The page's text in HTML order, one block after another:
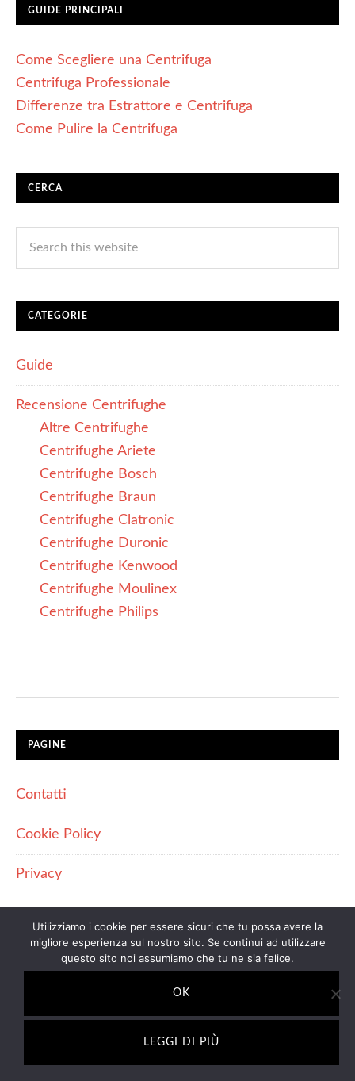
GUIDE PRINCIPALI
Come Scegliere una Centrifuga
Centrifuga Professionale
Differenze tra Estrattore e Centrifuga
Come Pulire la Centrifuga
CERCA
CATEGORIE
Guide
Recensione Centrifughe
Altre Centrifughe
Centrifughe Ariete
Centrifughe Bosch
Centrifughe Braun
Centrifughe Clatronic
Centrifughe Duronic
Centrifughe Kenwood
Centrifughe Moulinex
Centrifughe Philips
PAGINE
Contatti
Cookie Policy
Privacy
IL SITO PARTECIPA A PROGRAMMI DI AFFILIAZIONE
COME IL PROGRAMMA AFFILIAZIONE AMAZON EU, UN
PROGRAMMA DI AFFILIAZIONE CHE PERMETTE AI SITI
PUBBLICIZZANDO E FORNENDO LINK AL SITO
AMAZON.IT. IN QUALITÀ DI AFFILIATO AMAZON, IL
ACQUISTO IDONEO.
Utilizziamo i cookie per essere sicuri che tu possa avere la
migliore esperienza sul nostro sito. Se continui ad utilizzare
questo sito noi assumiamo che tu ne sia felice.
OK
LEGGI DI PIÙ